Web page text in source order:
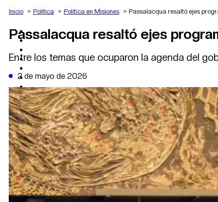
AGRO
DEPORTES
POLÍTICA
DATA FIRME
DE LA TRIBUNA TV
Inicio Política Política en Misiones Passalacqua resaltó ejes
Passalacqua resaltó ejes
Entre los temas que ocuparon la agenda del
2 de mayo de 2026